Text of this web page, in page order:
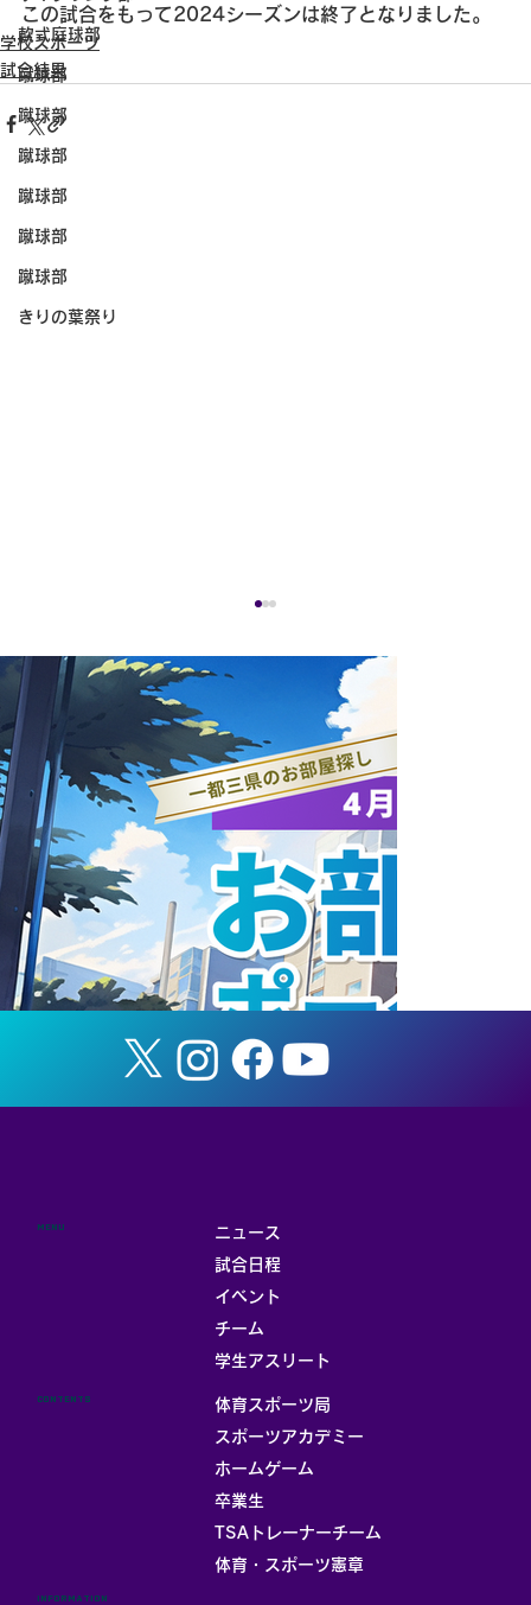
軟式庭球部
蹴球部
蹴球部
蹴球部
蹴球部
蹴球部
蹴球部
きりの葉祭り
この試合をもって2024シーズンは終了となりました。
学校スポーツ
試合結果
ANAホールディングス株式会社と連携協
定を締結
ニュース
試合日程
イベント
チーム
学生アスリート
MENU
体育スポーツ局
スポーツアカデミー
ホームゲーム
卒業生
TSAトレーナーチーム
体育・スポーツ憲章
CONTENTS
INFORMATION